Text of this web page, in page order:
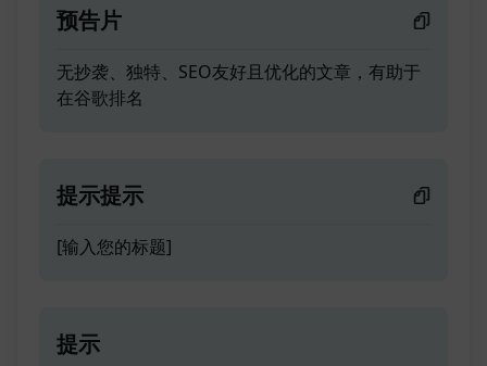
预告片
无抄袭、独特、SEO友好且优化的文章，有助于
在谷歌排名
提示提示
[输入您的标题]
提示